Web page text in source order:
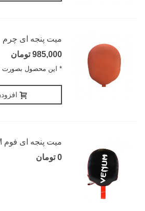
میت پنجه ای چرم
985,000 تومان
* این محصول بصورت
میت پنجه ای فوم VENUM
0 تومان